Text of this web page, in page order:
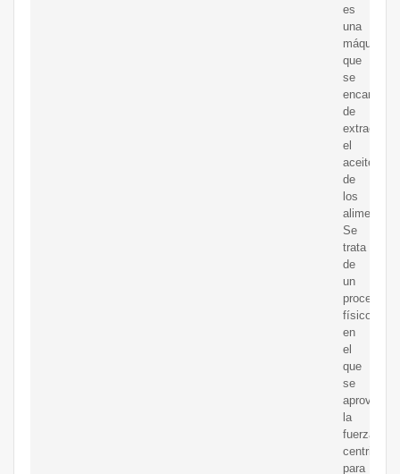
es
una
máquina
que
se
encarga
de
extraer
el
aceite
de
los
alimentos.
Se
trata
de
un
proceso
físico
en
el
que
se
aprovecha
la
fuerza
centrifuga
para